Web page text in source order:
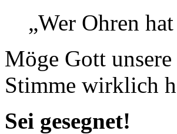
„Wer Ohren
Möge Gott
Stimme wirklich
Sei gesegnet!